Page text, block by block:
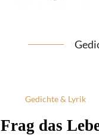
Gedichte & Lyrik
Frag das